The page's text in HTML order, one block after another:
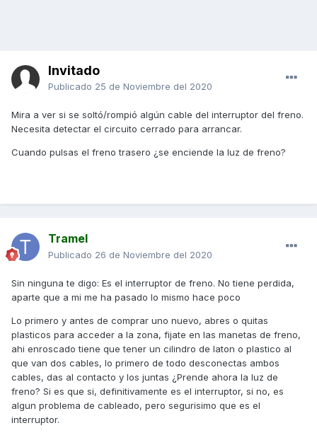
Invitado
Publicado 25 de Noviembre del 2020
Mira a ver si se soltó/rompió algún cable del interruptor del freno.
Necesita detectar el circuito cerrado para arrancar.
Cuando pulsas el freno trasero ¿se enciende la luz de freno?
Tramel
Publicado 26 de Noviembre del 2020
Sin ninguna te digo: Es el interruptor de freno. No tiene perdida,
aparte que a mi me ha pasado lo mismo hace poco
Lo primero y antes de comprar uno nuevo, abres o quitas
plasticos para acceder a la zona, fijate en las manetas de freno,
ahi enroscado tiene que tener un cilindro de laton o plastico al
que van dos cables, lo primero de todo desconectas ambos
cables, das al contacto y los juntas ¿Prende ahora la luz de
freno? Si es que si, definitivamente es el interruptor, si no, es
algun problema de cableado, pero segurisimo que es el
interruptor.